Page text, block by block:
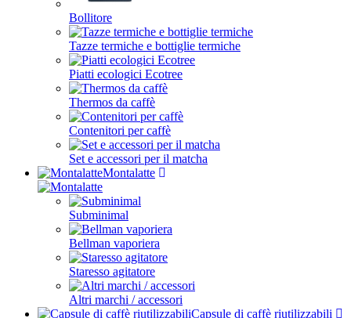
Bollitore
Tazze termiche e bottiglie termiche
Piatti ecologici Ecotree
Thermos da caffè
Contenitori per caffè
Set e accessori per il matcha
Montalatte
Subminimal
Bellman vaporiera
Staresso agitatore
Altri marchi / accessori
Capsule di caffè riutilizzabili